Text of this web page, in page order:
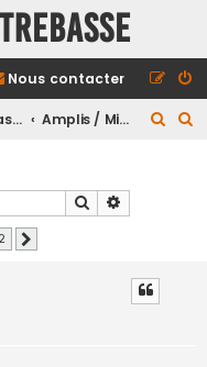
Nous contacter
Contrebasse Amplis / Micros / Pickup
Rechercher
2